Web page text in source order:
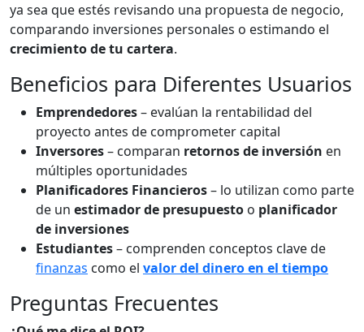
ya sea que estés revisando una propuesta de negocio,
comparando inversiones personales o estimando el
crecimiento de tu cartera.
Beneficios para Diferentes Usuarios
Emprendedores– evalúan la rentabilidad del
proyecto antes de comprometer capital
Inversores– comparan retornos de inversión en
múltiples oportunidades
Planificadores Financieros– lo utilizan como parte
de un estimador de presupuesto o planificador
de inversiones
Estudiantes– comprenden conceptos clave de
finanzas como el valor del dinero en el tiempo
Preguntas Frecuentes